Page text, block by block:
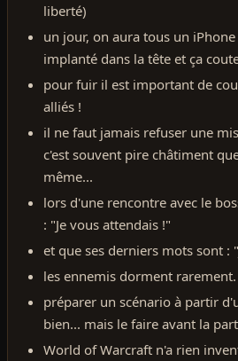
liberté)
un jour, on aura tous un
implanté dans la tête et ça
pour fuir il est important de
alliés !
il ne faut jamais refuser une
c'est souvent pire châtiment
même...
lors d'une rencontre avec le
: "Je vous attendais !"
et que ses derniers mots sont :
les ennemis dorment rarement.
préparer un scénario à partir
bien... mais le faire avant la
World of Warcraft n'a rien